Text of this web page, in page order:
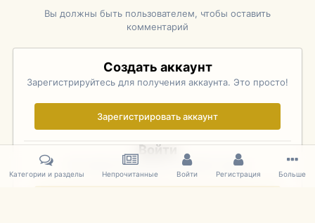
Вы должны быть пользователем, чтобы оставить
комментарий
Создать аккаунт
Зарегистрируйтесь для получения аккаунта. Это просто!
Зарегистрировать аккаунт
Войти
Уже зарегистрированы? Войдите здесь.
Категории и разделы Непрочитанные Войти Регистрация Больше